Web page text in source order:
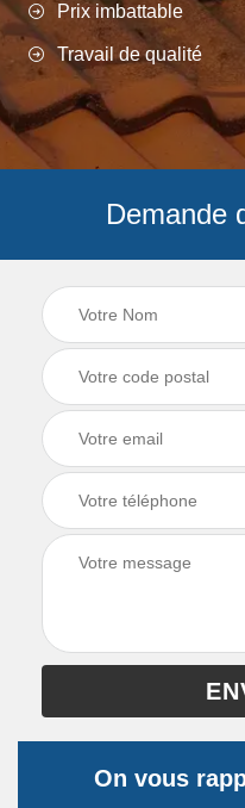
Prix imbattable
Travail de qualité
Demande
On vous